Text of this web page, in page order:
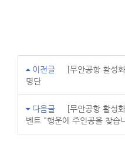
이전글
[무안공항 활성
명단
다음글
[무안공항 활성
벤트 "행운에 주인공을 찾습